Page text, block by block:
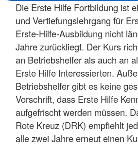
Die Erste Hilfe Fortbildung ist
und Vertiefungslehrgang für
Erste-Hilfe-Ausbildung nicht
Jahre zurückliegt. Der Kurs
an Betriebshelfer als auch an
Erste Hilfe Interessierten.
Betriebshelfer gibt es keine
Vorschrift, dass Erste Hilfe
aufgefrischt werden müssen.
Rote Kreuz (DRK) empfiehlt
alle zwei Jahre erneut einen